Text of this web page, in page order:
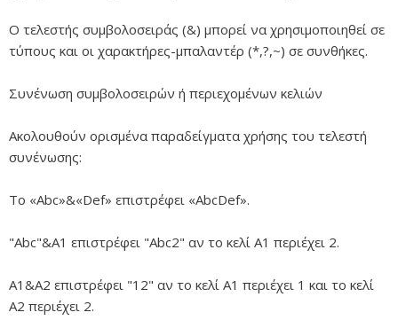
Ο τελεστής συμβολοσειράς (&) μπορεί να χρησιμοποιηθεί σε
τύπους και οι χαρακτήρες-μπαλαντέρ (*,?,~) σε συνθήκες.
Συνένωση συμβολοσειρών ή περιεχομένων κελιών
Ακολουθούν ορισμένα παραδείγματα χρήσης του τελεστή
συνένωσης:
Το «Abc»&«Def» επιστρέφει «AbcDef».
"Abc"&A1 επιστρέφει "Abc2" αν το κελί A1 περιέχει 2.
A1&A2 επιστρέφει "12" αν το κελί A1 περιέχει 1 και το κελί
A2 περιέχει 2.